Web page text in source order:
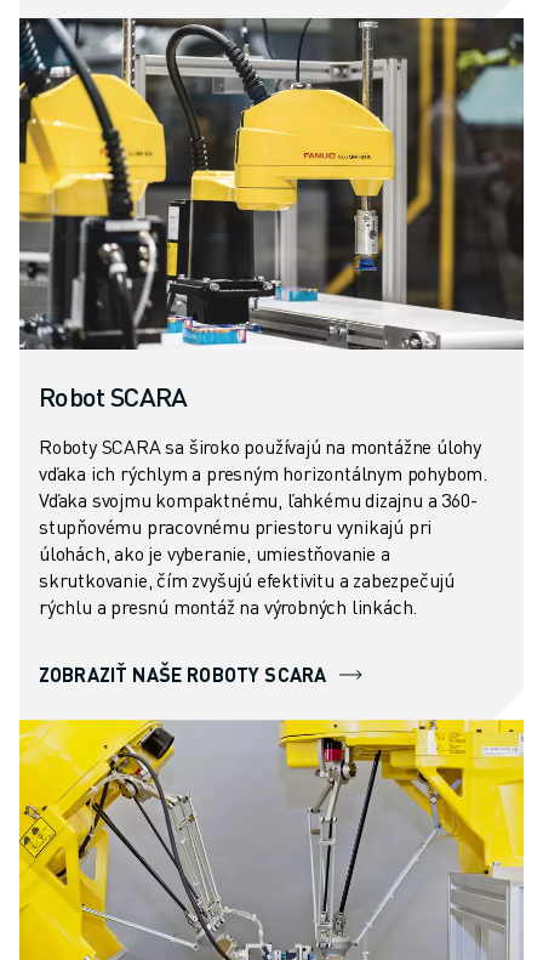
Robot SCARA
Roboty SCARA sa široko používajú na montážne úlohy
vďaka ich rýchlym a presným horizontálnym pohybom.
Vďaka svojmu kompaktnému, ľahkému dizajnu a 360-
stupňovému pracovnému priestoru vynikajú pri
úlohách, ako je vyberanie, umiestňovanie a
skrutkovanie, čím zvyšujú efektivitu a zabezpečujú
rýchlu a presnú montáž na výrobných linkách.
ZOBRAZIŤ NAŠE ROBOTY SCARA